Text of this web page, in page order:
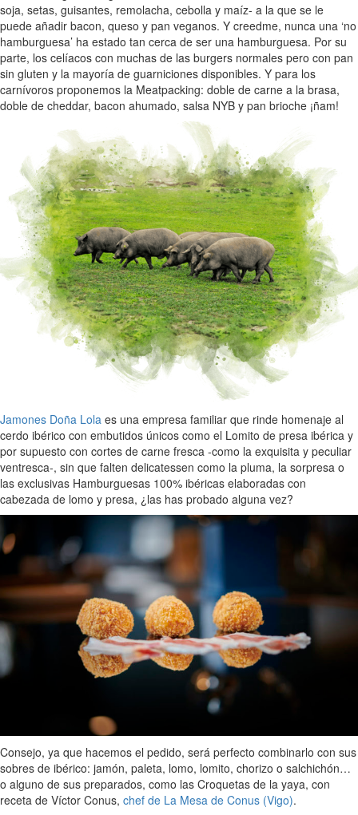
soja, setas, guisantes, remolacha, cebolla y maíz- a la que se le
puede añadir bacon, queso y pan veganos. Y creedme, nunca una ‘no
hamburguesa’ ha estado tan cerca de ser una hamburguesa. Por su
parte, los celíacos con muchas de las burgers normales pero con pan
sin gluten y la mayoría de guarniciones disponibles. Y para los
carnívoros proponemos la Meatpacking: doble de carne a la brasa,
doble de cheddar, bacon ahumado, salsa NYB y pan brioche ¡ñam!
Jamones Doña Lola es una empresa familiar que rinde homenaje al
cerdo ibérico con embutidos únicos como el Lomito de presa ibérica y
por supuesto con cortes de carne fresca -como la exquisita y peculiar
ventresca-, sin que falten delicatessen como la pluma, la sorpresa o
las exclusivas Hamburguesas 100% ibéricas elaboradas con
cabezada de lomo y presa, ¿las has probado alguna vez?
Consejo, ya que hacemos el pedido, será perfecto combinarlo con sus
sobres de ibérico: jamón, paleta, lomo, lomito, chorizo o salchichón…
o alguno de sus preparados, como las Croquetas de la yaya, con
receta de Víctor Conus, chef de La Mesa de Conus (Vigo).